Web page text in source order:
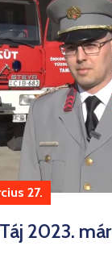
27.
2023.